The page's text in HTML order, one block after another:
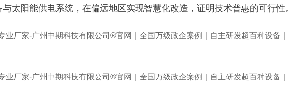
太阳能供电系统，在偏远地区实现智慧化改造，证明技术普惠的可行性